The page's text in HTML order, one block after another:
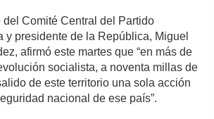
del Comité Central del Partido
y presidente de la República, Miguel
afirmó este martes que “en más de
socialista, a noventa millas de
de este territorio una sola acción
nacional de ese país”.